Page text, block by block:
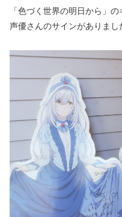
「色づく世界の明日から」
声優さんのサインがありまし